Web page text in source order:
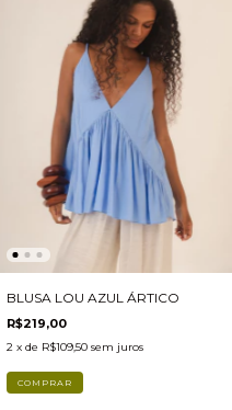
BLUSA LOU AZUL ÁRTICO
R$219,00
2 x de R$109,50 sem juros
COMPRAR